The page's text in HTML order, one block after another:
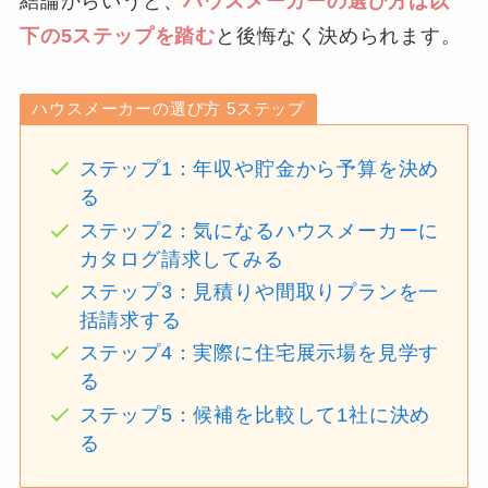
下の5ステップを踏む と後悔なく決められます。
ハウスメーカーの選び方 5ステップ
ステップ1：年収や貯金から予算を決め
る
ステップ2：気になるハウスメーカーに
カタログ請求してみる
ステップ3：見積りや間取りプランを一
括請求する
ステップ4：実際に住宅展示場を見学す
る
ステップ5：候補を比較して1社に決め
る